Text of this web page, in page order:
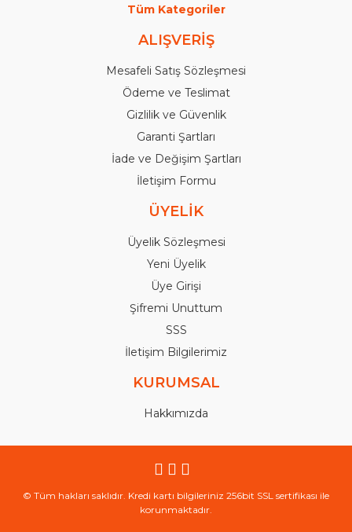
Tüm Kategoriler
ALIŞVERİŞ
Mesafeli Satış Sözleşmesi
Ödeme ve Teslimat
Gizlilik ve Güvenlik
Garanti Şartları
İade ve Değişim Şartları
İletişim Formu
ÜYELİK
Üyelik Sözleşmesi
Yeni Üyelik
Üye Girişi
Şifremi Unuttum
SSS
İletişim Bilgilerimiz
KURUMSAL
Hakkımızda
© Tüm hakları saklıdır. Kredi kartı bilgileriniz 256bit SSL sertifikası ile
korunmaktadır.